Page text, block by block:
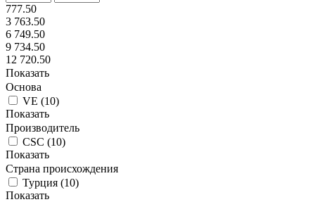
777.50
3 763.50
6 749.50
9 734.50
12 720.50
Показать
Основа
VE (10)
Показать
Производитель
CSC (10)
Показать
Страна происхождения
Турция (10)
Показать